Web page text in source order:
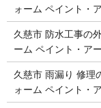
ォーム ペイント・
久慈市 防水工事の
ーム ペイント・ア
久慈市 雨漏り 修理
ォーム ペイント・